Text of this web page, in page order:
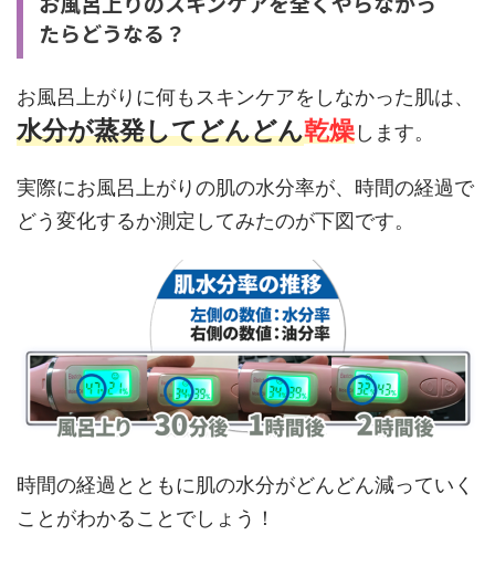
たらどうなる？
お風呂上がりに何もスキンケアをしなかった肌は、
水分が蒸発してどんどん乾燥します。
実際にお風呂上がりの肌の水分率が、時間の経過で
どう変化するか測定してみたのが下図です。
時間の経過とともに肌の水分がどんどん減っていく
ことがわかることでしょう！